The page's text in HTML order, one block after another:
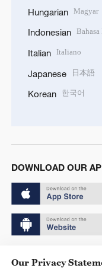
Hungarian Magyar
Indonesian
Italian Italiano
Japanese 日本語
Korean 한국어
DOWNLOAD OUR
Our Privacy